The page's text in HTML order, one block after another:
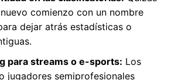
comienzo con un nombre
dejar atrás estadísticas o
para streams o e-sports: Los
jugadores semiprofesionales